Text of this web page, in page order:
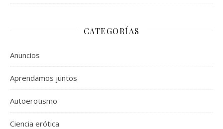
CATEGORÍAS
Anuncios
Aprendamos juntos
Autoerotismo
Ciencia erótica